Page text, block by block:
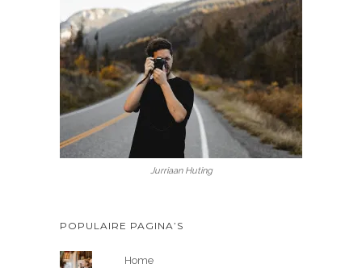
Jurriaan Huting
POPULAIRE PAGINA’S
Home